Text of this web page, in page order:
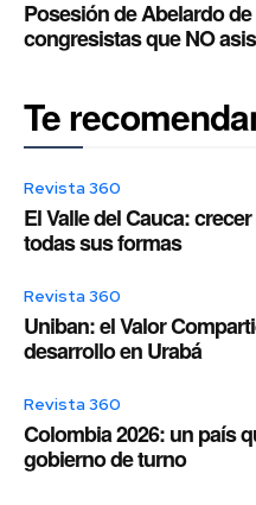
Posesión de Abelardo
congresistas que NO
Te
Revista 360
El Valle del Cauca:
todas sus formas
Revista 360
Uniban: el Valor
desarrollo en Urabá
Revista 360
Colombia 2026: un país
gobierno de turno